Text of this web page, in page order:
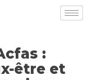
:
être et